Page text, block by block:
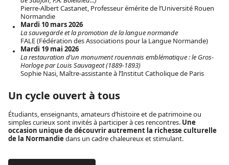
Pierre-Albert Castanet, Professeur émérite de l’Université Rouen
Normandie
Mardi 10 mars 2026
La sauvegarde et la promotion de la langue normande
FALE (Fédération des Associations pour la Langue Normande)
Mardi 19 mai 2026
La restauration d’un monument rouennais emblématique : le Gros-
Horloge par Louis Sauvageot (1889-1893)
Sophie Nasi, Maître-assistante à l’Institut Catholique de Paris
Un cycle ouvert à tous
Étudiants, enseignants, amateurs d’histoire et de patrimoine ou
simples curieux sont invités à participer à ces rencontres. Une
occasion unique de découvrir autrement la richesse culturelle
de la Normandie dans un cadre chaleureux et stimulant.